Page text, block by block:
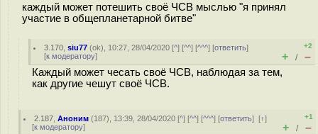
каждый может потешить своё ЧСВ мыслью "я принял
участие в общепланетарной битве"
3.170 ,siu77 (ok), 10:27, 28/04/2020 [^] [^^] [^^^] [ответить]
[к модератору]
+2
+ / –
Каждый может чесать своё ЧСВ, наблюдая за тем,
как другие чешут своё ЧСВ.
2.187 ,Аноним (187), 13:39, 28/04/2020 [^] [^^] [^^^] [ответить][↑]
[к модератору]
+1
+ / –